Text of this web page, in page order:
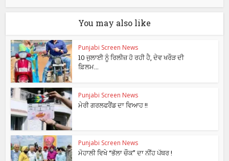
You may also like
Punjabi Screen News
10 ਜੁਲਾਈ ਨੂੰ ਰਿਲੀਜ਼ ਹੋ ਰਹੀ ਹੈ, ਦੇਵ ਖਰੌੜ ਦੀ
ਫ਼ਿਲਮ...
Punjabi Screen News
ਮੇਰੀ ਗਰਲਫਰੈਂਡ ਦਾ ਵਿਆਹ !!
Punjabi Screen News
ਮੋਹਾਲੀ ਵਿਖੇ “ਭੱਲਾ ਚੌਕ” ਦਾ ਨੀਂਹ ਪੱਥਰ !